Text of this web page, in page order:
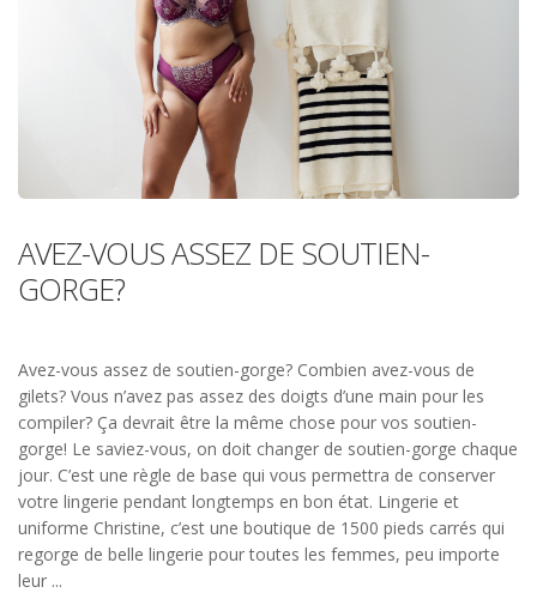
AVEZ-VOUS ASSEZ DE SOUTIEN-
GORGE?
Avez-vous assez de soutien-gorge? Combien avez-vous de
gilets? Vous n’avez pas assez des doigts d’une main pour les
compiler? Ça devrait être la même chose pour vos soutien-
gorge! Le saviez-vous, on doit changer de soutien-gorge chaque
jour. C’est une règle de base qui vous permettra de conserver
votre lingerie pendant longtemps en bon état. Lingerie et
uniforme Christine, c’est une boutique de 1500 pieds carrés qui
regorge de belle lingerie pour toutes les femmes, peu importe
leur ...